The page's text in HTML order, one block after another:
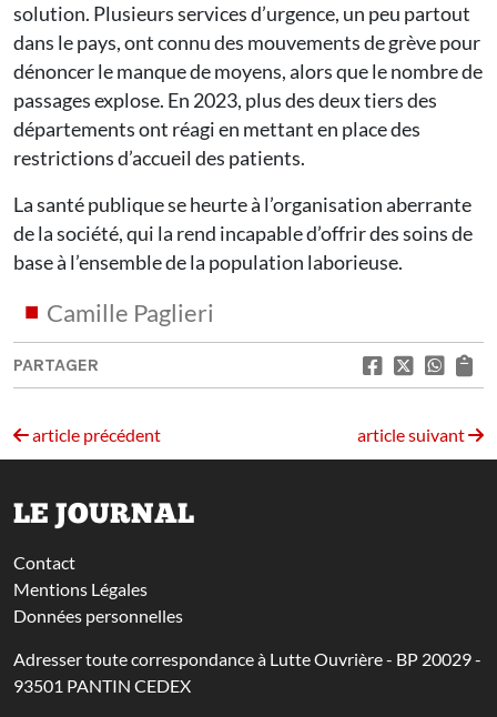
solution. Plusieurs services d’urgence, un peu partout
dans le pays, ont connu des mouvements de grève pour
dénoncer le manque de moyens, alors que le nombre de
passages explose. En 2023, plus des deux tiers des
départements ont réagi en mettant en place des
restrictions d’accueil des patients.
La santé publique se heurte à l’organisation aberrante
de la société, qui la rend incapable d’offrir des soins de
base à l’ensemble de la population laborieuse.
Camille Paglieri
PARTAGER
article précédent article suivant
LE JOURNAL
Contact
Mentions Légales
Données personnelles
Adresser toute correspondance à Lutte Ouvrière - BP 20029 -
93501 PANTIN CEDEX